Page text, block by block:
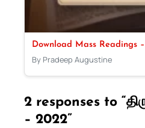
Download Mass Readings
By Pradeep Augustine
2 responses to
– 2022”